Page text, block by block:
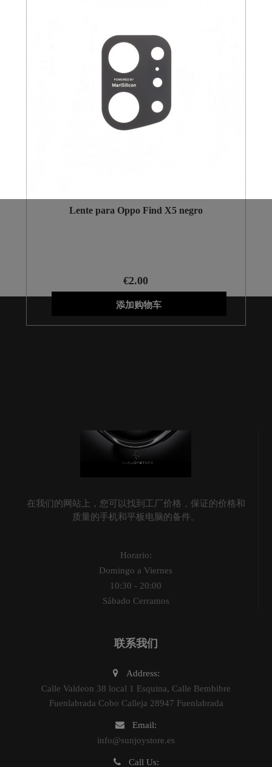
Lente para Oppo Find X5 negro
€2.00
添加购物车
在我们的网站上，您可以找到工厂价格，保证的价格和
质量的手机和平板电脑的备件。
Horario:
Domingo a Viernes
10:30 - 20:00
Sábado Cerramos
联系我们
Address:
Calle Valdeon 38 local 1 Esquina, Calle Bembibre
Fuenlabrada Cobo Calleja 28947 Fuenlabrada
Email:
info@sunjoystore.es
Call Us: